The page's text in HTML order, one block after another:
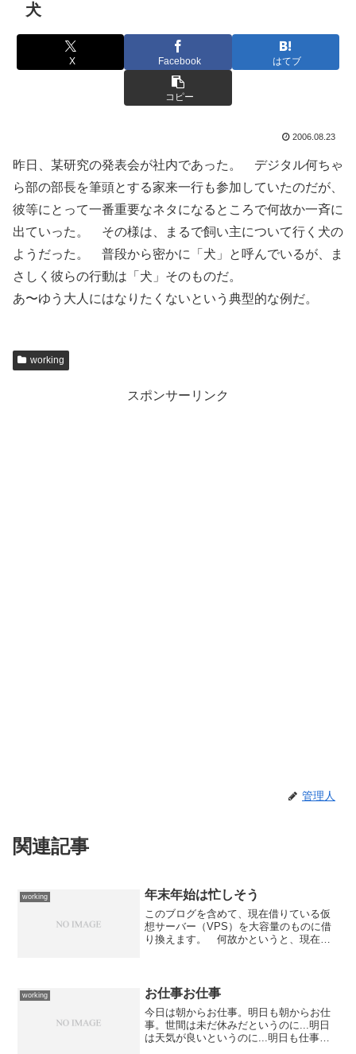
犬
X Facebook はてブ
コピー
2006.08.23
昨日、某研究の発表会が社内であった。 デジタル何ちゃ
ら部の部長を筆頭とする家来一行も参加していたのだが、
彼等にとって一番重要なネタになるところで何故か一斉に
出ていった。 その様は、まるで飼い主について行く犬の
ようだった。 普段から密かに「犬」と呼んでいるが、ま
さしく彼らの行動は「犬」そのものだ。
あ〜ゆう大人にはなりたくないという典型的な例だ。
working
スポンサーリンク
管理人
関連記事
working 年末年始は忙しそう
このブログを含めて、現在借りている仮
想サーバー（VPS）を大容量のものに借
り換えます。 何故かというと、現在の
したのと、ディスクの空きが...
working お仕事お仕事
今日は朝からお仕事。明日も朝からお仕
事。世間は未だ休みだというのに...明日
は天気が良いというのに...明日も仕事の